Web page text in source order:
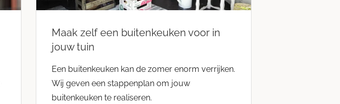
Maak zelf een buitenkeuken voor in
jouw tuin
Een buitenkeuken kan de zomer enorm verrijken.
Wij geven een stappenplan om jouw
buitenkeuken te realiseren.